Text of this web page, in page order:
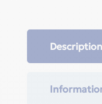
Description